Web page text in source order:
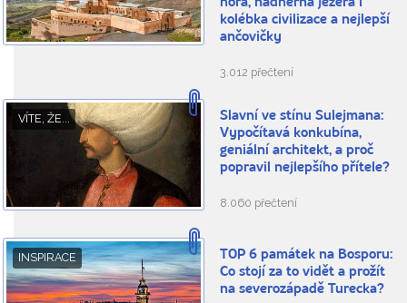
hora, nádherná jezera i
kolébka civilizace a nejlepší
ančovičky
3.012 přečtení
VÍTE, ŽE...
Slavní ve stínu Sulejmana:
Vypočítavá konkubína,
geniální architekt, a proč
popravil nejlepšího přítele?
8.060 přečtení
INSPIRACE
TOP 6 památek na Bosporu:
Co stojí za to vidět a prožít
na severozápadě Turecka?